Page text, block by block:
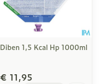
Diben 1,5 Kcal Hp 1000ml
€ 11,95